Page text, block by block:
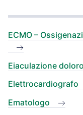
ECMO –
Eiaculazione
Elettrocardiografo
Ematologo